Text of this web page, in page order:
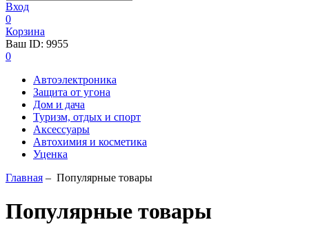
Вход
0
Корзина
Ваш ID: 9955
0
Автоэлектроника
Защита от угона
Дом и дача
Туризм, отдых и спорт
Аксессуары
Автохимия и косметика
Уценка
Главная – Популярные товары
Популярные товары